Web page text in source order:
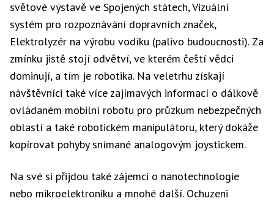
světové výstavě ve Spojených státech, Vizuální
systém pro rozpoznávání dopravních značek,
Elektrolyzér na výrobu vodíku (palivo budoucnosti). Za
zmínku jistě stojí odvětví, ve kterém čeští vědci
dominují, a tím je robotika. Na veletrhu získají
návštěvníci také více zajímavých informací o dálkově
ovládaném mobilní robotu pro průzkum nebezpečných
oblastí a také robotickém manipulátoru, který dokáže
kopírovat pohyby snímané analogovým joystickem.
Na své si přijdou také zájemci o nanotechnologie
nebo mikroelektroniku a mnohé další. Ochuzeni